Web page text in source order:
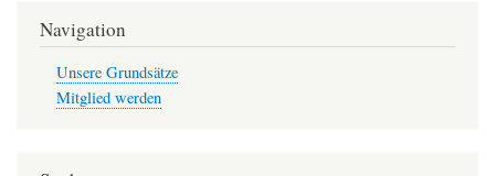
Navigation
Unsere Grundsätze
Mitglied werden